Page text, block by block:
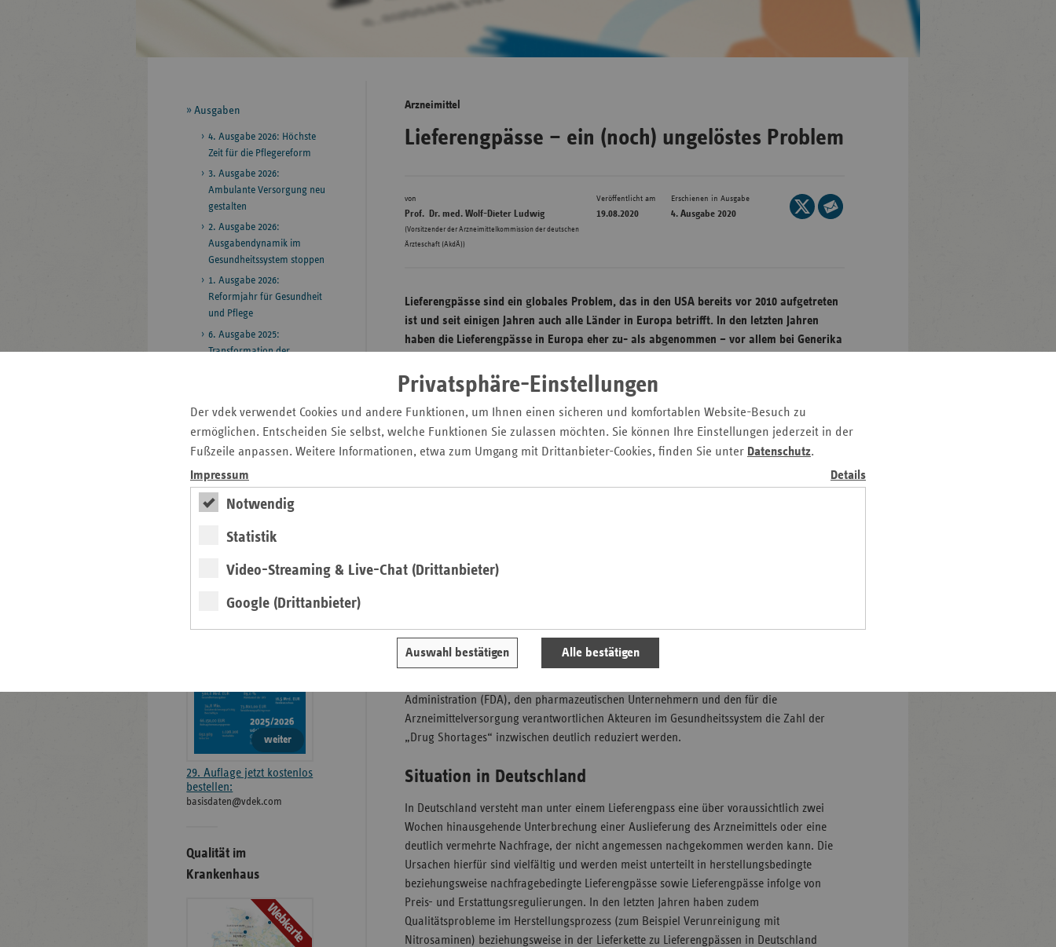
Privatsphäre-Einstellungen
Der vdek verwendet Cookies und andere Funktionen, um Ihnen einen sicheren und komfortablen Website-Besuch zu
ermöglichen. Entscheiden Sie selbst, welche Funktionen Sie zulassen möchten. Sie können Ihre Einstellungen jederzeit in der
Fußzeile anpassen. Weitere Informationen, etwa zum Umgang mit Drittanbieter-Cookies, finden Sie unter Datenschutz.
Impressum
Details
Notwendig
Statistik
Video-Streaming & Live-Chat (Drittanbieter)
Google (Drittanbieter)
Auswahl bestätigen Alle bestätigen
Bremen
Hessen
Nordrhein-
Westfalen
Rheinland-
Sachsen
Sachsen-
Schleswig-
Arzneimittel
Lieferengpässe – ein (noch) ungelöstes Problem
von
Prof. Dr. med. Wolf-Dieter Ludwig
(Vorsitzender der Arzneimittelkommission der deutschen
Ärzteschaft (AkdÄ))
Veröffentlicht am
19.08.2020
Erschienen in Ausgabe
4. Ausgabe 2020
Seite
auf
teilen
Lieferengpässe sind ein globales Problem, das in den USA bereits vor 2010 aufgetreten
ist und seit einigen Jahren auch alle Länder in Europa betrifft. In den letzten Jahren
haben die Lieferengpässe in Europa eher zu- als abgenommen – vor allem bei Generika
Psychopharmaka.
Im Unterschied zur europäischen Entwicklung konnte in den USA aufgrund einer engen
Administration (FDA), den pharmazeutischen Unternehmern und den für die
Arzneimittelversorgung verantwortlichen Akteuren im Gesundheitssystem die Zahl der
„Drug Shortages“ inzwischen deutlich reduziert werden.
Situation in Deutschland
In Deutschland versteht man unter einem Lieferengpass eine über voraussichtlich zwei
Wochen hinausgehende Unterbrechung einer Auslieferung des Arzneimittels oder eine
deutlich vermehrte Nachfrage, der nicht angemessen nachgekommen werden kann. Die
Ursachen hierfür sind vielfältig und werden meist unterteilt in herstellungsbedingte
beziehungsweise nachfragebedingte Lieferengpässe sowie Lieferengpässe infolge von
Preis- und Erstattungsregulierungen. In den letzten Jahren haben zudem
Qualitätsprobleme im Herstellungsprozess (zum Beispiel Verunreinigung mit
Nitrosaminen) beziehungsweise in der Lieferkette zu Lieferengpässen in Deutschland
Seitennavigation
Ausgaben
4. Ausgabe 2026: Höchste
Zeit für die Pflegereform
3. Ausgabe 2026:
Ambulante Versorgung neu
gestalten
2. Ausgabe 2026:
Ausgabendynamik im
Gesundheitssystem stoppen
1. Ausgabe 2026:
Reformjahr für Gesundheit
und Pflege
6. Ausgabe 2025:
Transformation der
Archiv
Impressum Magazin
Informationen
erschienen
Broschüre
weiter
29. Auflage jetzt kostenlos
bestellen:
basisdaten@vdek.com
Qualität im
Krankenhaus
Webkarte